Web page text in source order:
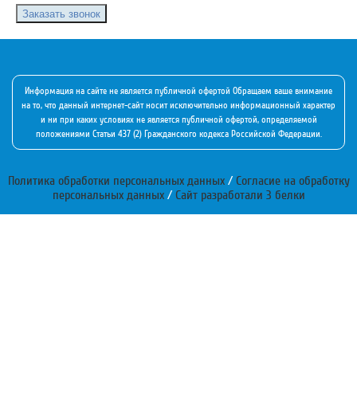
Заказать звонок
Информация на сайте не является публичной офертой Обращаем ваше внимание
на то, что данный интернет-сайт носит исключительно информационный характер
и ни при каких условиях не является публичной офертой, определяемой
положениями Статьи 437 (2) Гражданского кодекса Российской Федерации.
Политика обработки персональных данных/ Согласие на обработку
персональных данных/ Сайт разработали 3 белки